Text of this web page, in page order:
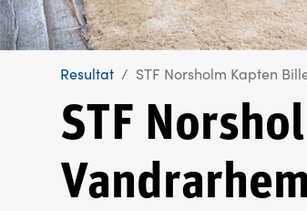
Resultat STF Norsholm Kapten
STF
Vandrarhem